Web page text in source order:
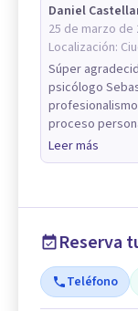
Daniel
25 de marzo de
Localización:
Súper
psicólogo
proceso
Leer más
Reserva
Teléfono